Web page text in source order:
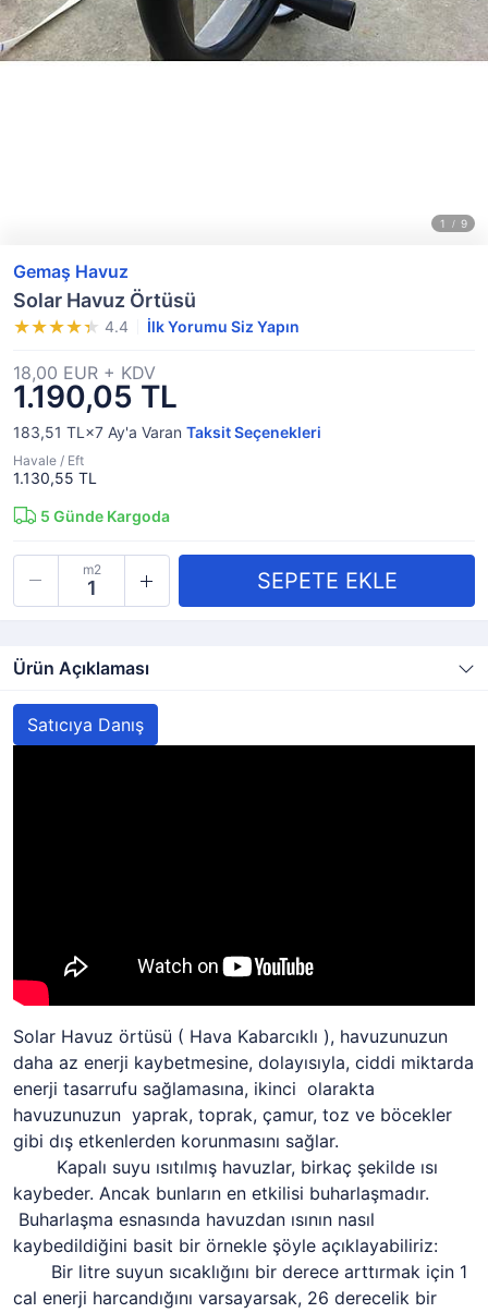
Gemaş Havuz
Solar Havuz Örtüsü
4.4 İlk Yorumu Siz Yapın
1.190,05 TL
18,00 EUR + KDV
183,51 TL×7 Ay'a Varan Taksit Seçenekleri
Havale / Eft
1.130,55 TL
5 Günde Kargoda
m2
Ürün Açıklaması
Satıcıya Danış
Solar Havuz örtüsü ( Hava Kabarcıklı ), havuzunuzun
daha az enerji kaybetmesine, dolayısıyla, ciddi miktarda
enerji tasarrufu sağlamasına, ikinci olarakta
havuzunuzun yaprak, toprak, çamur, toz ve böcekler
gibi dış etkenlerden korunmasını sağlar.
Kapalı suyu ısıtılmış havuzlar, birkaç şekilde ısı
kaybeder. Ancak bunların en etkilisi buharlaşmadır.
Buharlaşma esnasında havuzdan ısının nasıl
kaybedildiğini basit bir örnekle şöyle açıklayabiliriz:
Bir litre suyun sıcaklığını bir derece arttırmak için 1
cal enerji harcandığını varsayarsak, 26 derecelik bir